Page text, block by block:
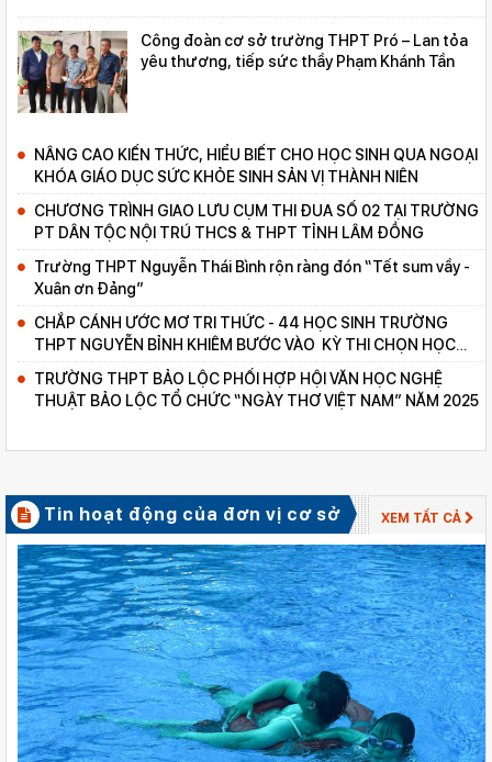
Công đoàn cơ sở trường THPT Pró – Lan tỏa
yêu thương, tiếp sức thầy Phạm Khánh Tần
NÂNG CAO KIẾN THỨC, HIỂU BIẾT CHO HỌC SINH QUA NGOẠI
KHÓA GIÁO DỤC SỨC KHỎE SINH SẢN VỊ THÀNH NIÊN
CHƯƠNG TRÌNH GIAO LƯU CỤM THI ĐUA SỐ 02 TẠI TRƯỜNG
PT DÂN TỘC NỘI TRÚ THCS & THPT TỈNH LÂM ĐỒNG
Trường THPT Nguyễn Thái Bình rộn ràng đón “Tết sum vầy -
Xuân ơn Đảng”
CHẮP CÁNH ƯỚC MƠ TRI THỨC - 44 HỌC SINH TRƯỜNG
THPT NGUYỄN BỈNH KHIÊM BƯỚC VÀO KỲ THI CHỌN HỌC
SINH GIỎI CẤP TỈNH
TRƯỜNG THPT BẢO LỘC PHỐI HỢP HỘI VĂN HỌC NGHỆ
THUẬT BẢO LỘC TỔ CHỨC “NGÀY THƠ VIỆT NAM” NĂM 2025
Tin hoạt động của đơn vị cơ sở XEM TẤT CẢ